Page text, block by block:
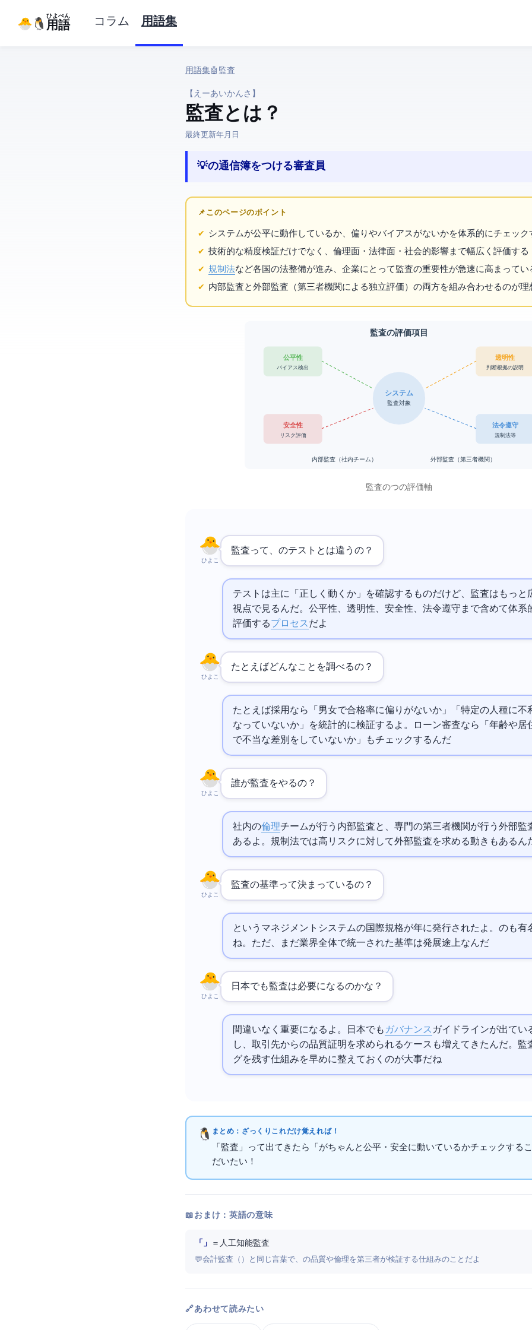
IT用語
ひよぺん コラム 用語集
用語集› 🤖 AI › AI監査
【えーあいかんさ】
AI監査 とは？
最終更新:2026年3月27日
💡 AIの通信簿をつける審査員
📌 このページのポイント
AIシステムが公平に動作しているか、偏りやバイアスがないかを体系的にチェッ
技術的な精度検証だけでなく、倫理面・法律面・社会的影響まで幅広く評価する
EU AI規制法など各国の法整備が進み、企業にとってAI監査の重要性が急速に高まってい
内部監査と外部監査（第三者機関による独立評価）の両方を組み合わせるのが理
AI監査の評価項目
AIシステム
監査対象
公平性
バイアス検出
透明性
判断根拠の説明
安全性
リスク評価
法令遵守
EU AI規制法等
内部監査（社内チーム） 外部監査（第三者機関）
AI監査の4つの評価軸
ひよこ
AI監査って、AIのテストとは違うの？
テストは主に「正しく動くか」を確認するものだけど、AI監査はもっと
視点で見るんだ。公平性、透明性、安全性、法令遵守まで含めて体系
評価するプロセスだよ
ひよこ
たとえばどんなことを調べるの？
たとえば採用AIなら「男女で合格率に偏りがないか」「特定の人種に不
なっていないか」を統計的に検証するよ。ローン審査AIなら「年齢や居
で不当な差別をしていないか」もチェックするんだ
ひよこ
誰がAI監査をやるの？
社内のAI倫理チームが行う内部監査と、専門の第三者機関が行う外部監
あるよ。 EU AI規制法では高リスクAIに対して外部監査を求める動きもあるん
ひよこ
監査の基準って決まっているの？
ISO/IEC 42001というAIマネジメントシステムの国際規格が2023年に発行されたよ。のAI Risk Management
ね。ただ、まだ業界全体で統一された基準は発展途上なんだ
ひよこ
日本でもAI監査は必要になるのかな？
間違いなく重要になるよ。日本でも AIガバナンス ガイドラインが出てい
し、取引先からAIの品質証明を求められるケースも増えてきたんだ。監
グを残す仕組みを早めに整えておくのが大事だね
まとめ：ざっくりこれだけ覚えればOK！
「AI監査」って出てきたら「AIがちゃんと公平・安全に動いているかチェックする
だいたいOK！
📖 おまけ：英語の意味
「AI Audit」 ＝ 人工知能監査
💬 会計監査（Audit）と同じ言葉で、AIの品質や倫理を第三者が検証する仕組みのことだよ
🔗 あわせて読みたい